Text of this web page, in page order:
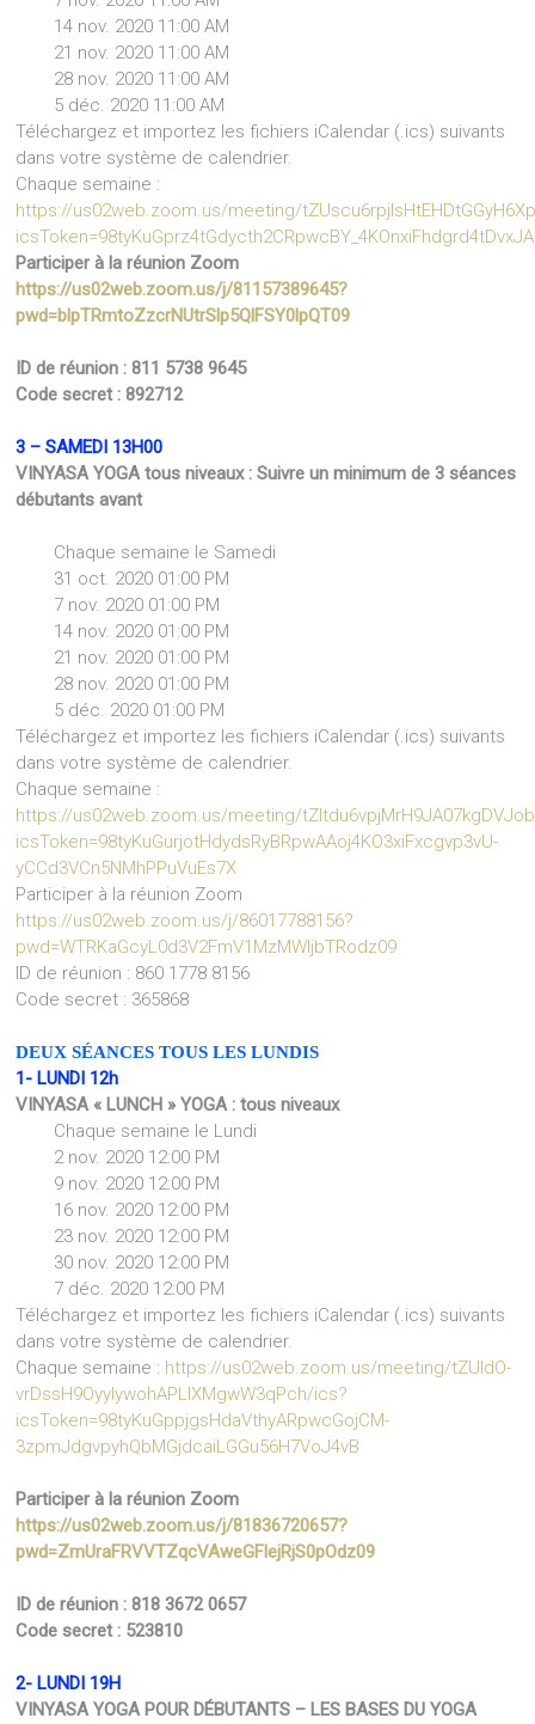
14 nov. 2020 11:00 AM
21 nov. 2020 11:00 AM
28 nov. 2020 11:00 AM
5 déc. 2020 11:00 AM
Téléchargez et importez les fichiers iCalendar (.ics) suivants
dans votre système de calendrier.
Chaque semaine :
https://us02web.zoom.us/meeting/
Participer à la réunion Zoom
https://us02web.zoom.us/j/81157389645?
pwd=blpTRmtoZzcrNUtrSlp5QlFSY0lpQT09
ID de réunion : 811 5738 9645
Code secret : 892712
3 – SAMEDI 13H00
VINYASA YOGA tous niveaux : Suivre un minimum de 3 séances
débutants avant
Chaque semaine le Samedi
31 oct. 2020 01:00 PM
7 nov. 2020 01:00 PM
14 nov. 2020 01:00 PM
21 nov. 2020 01:00 PM
28 nov. 2020 01:00 PM
5 déc. 2020 01:00 PM
Téléchargez et importez les fichiers iCalendar (.ics) suivants
dans votre système de calendrier.
Chaque semaine :
https://us02web.zoom.us/meeting/
icsToken=98tyKuGurjotHdydsRyBRpwAAoj4KO3xiFxcgvp3vU-
yCCd3VCn5NMhPPuVuEs7X
Participer à la réunion Zoom
https://us02web.zoom.us/j/86017788156?
pwd=WTRKaGcyL0d3V2FmV1MzMWljbTRodz09
ID de réunion : 860 1778 8156
Code secret : 365868
DEUX SÉANCES TOUS LES LUNDIS
1- LUNDI 12h
VINYASA « LUNCH » YOGA : tous niveaux
Chaque semaine le Lundi
2 nov. 2020 12:00 PM
9 nov. 2020 12:00 PM
16 nov. 2020 12:00 PM
23 nov. 2020 12:00 PM
30 nov. 2020 12:00 PM
7 déc. 2020 12:00 PM
Téléchargez et importez les fichiers iCalendar (.ics) suivants
dans votre système de calendrier.
Chaque semaine : https://us02web.zoom.us/meeting/tZUldO-
vrDssH9OyyIywohAPLlXMgwW3qPch/ics?
icsToken=98tyKuGppjgsHdaVthyARpwcGojCM-
3zpmJdgvpyhQbMGjdcaiLGGu56H7VoJ4vB
Participer à la réunion Zoom
https://us02web.zoom.us/j/81836720657?
pwd=ZmUraFRVVTZqcVAweGFlejRjS0pOdz09
ID de réunion : 818 3672 0657
Code secret : 523810
2- LUNDI 19H
VINYASA YOGA POUR DÉBUTANTS – LES BASES DU YOGA